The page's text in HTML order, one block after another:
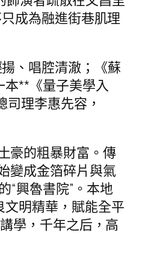
成為融進街巷肌理
、唱腔清澈；《蘇
本**《量子美學入
理李惠先容，
豪的粗暴財富。傳
變成金箔碎片與氣
“興魯書院”。本地
明精華，賦能全平
學，千年之后，高